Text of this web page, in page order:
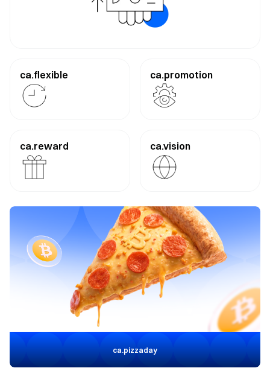
ca.flexible ca.promotion
ca.reward ca.vision
ca.journey